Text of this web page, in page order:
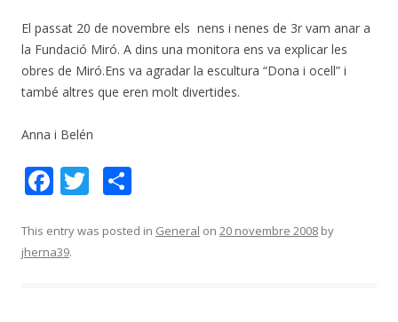
El passat 20 de novembre els nens i nenes de 3r vam anar a
la Fundació Miró. A dins una monitora ens va explicar les
obres de Miró.Ens va agradar la escultura “Dona i ocell” i
també altres que eren molt divertides.
Anna i Belén
F
e
b
T
itt m
This entry was posted in General on 20 novembre 2008 by
jherna39.